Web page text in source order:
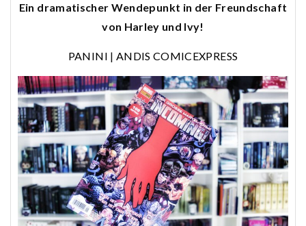
Ein dramatischer Wendepunkt in der Freundschaft
von Harley und Ivy!
PANINI | ANDIS COMICEXPRESS